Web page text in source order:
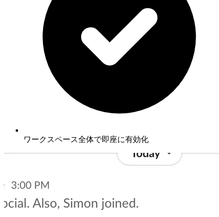
ワークスペース全体で即座に有効化